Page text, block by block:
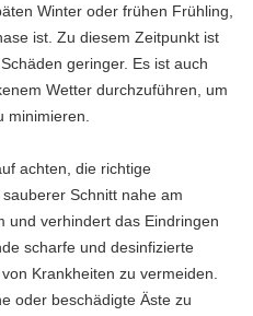
Winter oder frühen Frühling,
ist. Zu diesem Zeitpunkt ist
geringer. Es ist auch
Wetter durchzuführen, um
minimieren.
achten, die richtige
Schnitt nahe am
und verhindert das Eindringen
scharfe und desinfizierte
Krankheiten zu vermeiden.
oder beschädigte Äste zu